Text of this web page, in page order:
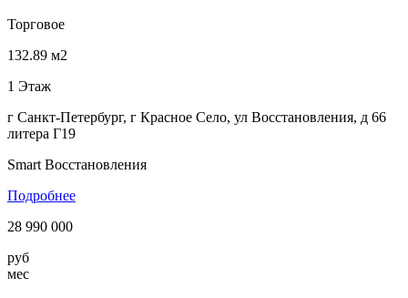
Торговое
132.89 м2
1 Этаж
г Санкт-Петербург, г Красное Село, ул Восстановления, д 66
литера Г19
Smart Восстановления
Подробнее
28 990 000
руб
мес